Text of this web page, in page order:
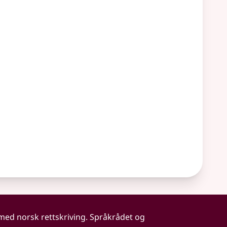
norsk rettskriving. Språkrådet og